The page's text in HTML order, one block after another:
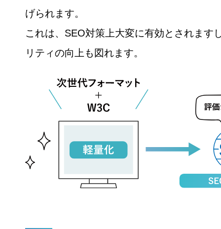
げられます。
これは、SEO対策上大変に有効とされます
リティの向上も図れます。